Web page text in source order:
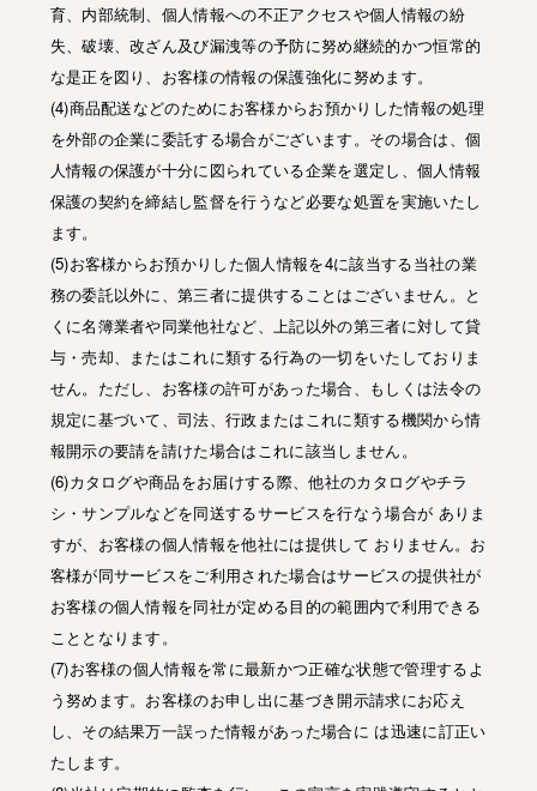
育、内部統制、個人情報への不正アクセスや個人情報の紛
失、破壊、改ざん及び漏洩等の予防に努め継続的かつ恒常的
な是正を図り、お客様の情報の保護強化に努めます。
(4)商品配送などのためにお客様からお預かりした情報の処理
を外部の企業に委託する場合がございます。その場合は、個
人情報の保護が十分に図られている企業を選定し、個人情報
保護の契約を締結し監督を行うなど必要な処置を実施いたし
ます。
(5)お客様からお預かりした個人情報を4に該当する当社の業
務の委託以外に、第三者に提供することはございません。と
くに名簿業者や同業他社など、上記以外の第三者に対して貸
与・売却、またはこれに類する行為の一切をいたしておりま
せん。ただし、お客様の許可があった場合、もしくは法令の
規定に基づいて、司法、行政またはこれに類する機関から情
報開示の要請を請けた場合はこれに該当しません。
(6)カタログや商品をお届けする際、他社のカタログやチラ
シ・サンプルなどを同送するサービスを行なう場合が ありま
すが、お客様の個人情報を他社には提供して おりません。お
客様が同サービスをご利用された場合はサービスの提供社が
お客様の個人情報を同社が定める目的の範囲内で利用できる
こととなります。
(7)お客様の個人情報を常に最新かつ正確な状態で管理するよ
う努めます。お客様のお申し出に基づき開示請求にお応え
し、その結果万一誤った情報があった場合に は迅速に訂正い
たします。